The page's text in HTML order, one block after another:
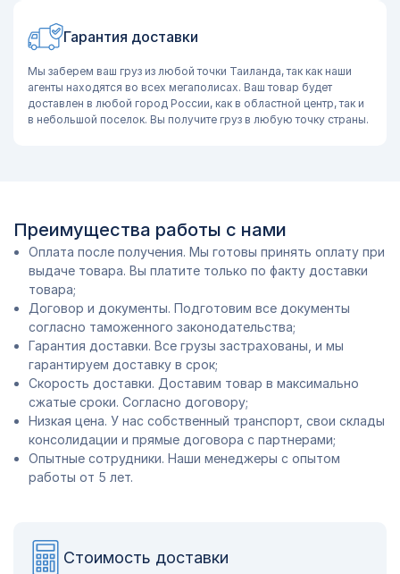
Гарантия доставки
Мы заберем ваш груз из любой точки Таиланда, так как наши
агенты находятся во всех мегаполисах. Ваш товар будет
доставлен в любой город России, как в областной центр, так и
в небольшой поселок. Вы получите груз в любую точку страны.
Преимущества работы с нами
Оплата после получения. Мы готовы принять оплату при
выдаче товара. Вы платите только по факту доставки
товара;
Договор и документы. Подготовим все документы
согласно таможенного законодательства;
Гарантия доставки. Все грузы застрахованы, и мы
гарантируем доставку в срок;
Скорость доставки. Доставим товар в максимально
сжатые сроки. Согласно договору;
Низкая цена. У нас собственный транспорт, свои склады
консолидации и прямые договора с партнерами;
Опытные сотрудники. Наши менеджеры с опытом
работы от 5 лет.
Стоимость доставки